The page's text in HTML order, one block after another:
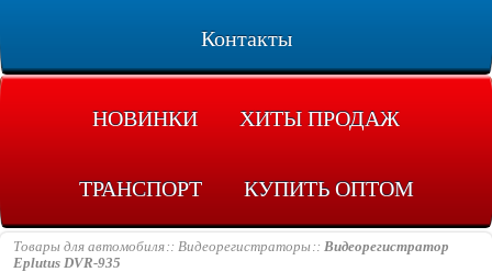
Контакты
НОВИНКИ ХИТЫ ПРОДАЖ
ТРАНСПОРТ КУПИТЬ ОПТОМ
Товары для автомобиля Видеорегистраторы
Видеорегистратор
Eplutus DVR-935